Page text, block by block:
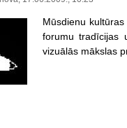
Mūsdienu
forumu tradīcijas
vizuālās mākslas